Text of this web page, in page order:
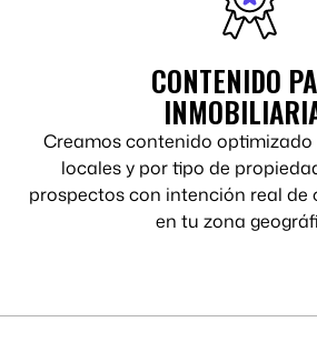
CONTENIDO
Creamos contenido
locales y por tipo de
prospectos con intención real de
en tu zona